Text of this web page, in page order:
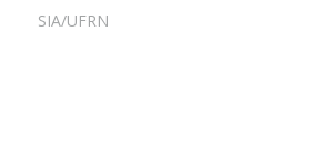
SIA/UFRN